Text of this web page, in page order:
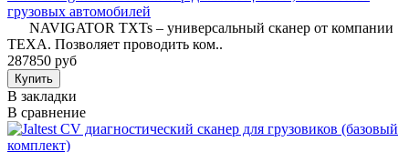
грузовых автомобилей
NAVIGATOR TXTs – универсальный сканер от компании
TEXA. Позволяет проводить ком..
287850 руб
В закладки
В сравнение